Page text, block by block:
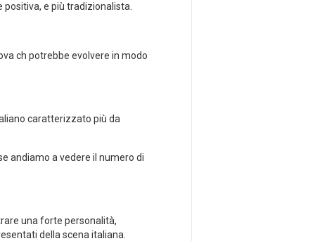
e più tradizionalista.
ch potrebbe evolvere in modo
caratterizzato più da
andiamo a vedere il numero di
una forte personalità,
della scena italiana.